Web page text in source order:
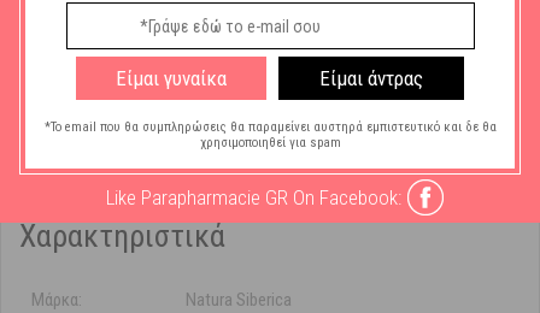
: Κάντε απαλό μασάζ μια μικρή ποσότητα τζέλ σε υγρό δέρμα,
ξεπλύνετε με ζεστό καθαρό νερό. Δεν επιτρέπεται η χρήση στην
περιοχή των ματιών.
Χαρακτηριστικά
Μάρκα: Natura Siberica
Είμαι γυναίκα Είμαι άντρας
*Το email που θα συμπληρώσεις θα παραμείνει αυστηρά εμπιστευτικό και δε θα
χρησιμοποιηθεί για spam
Like Parapharmacie GR On Facebook: